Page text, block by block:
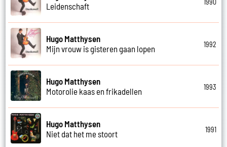
Leidenschaft
1990
Hugo Matthysen
Mijn vrouw is gisteren gaan lopen
1992
Hugo Matthysen
Motorolie kaas en frikadellen
1993
Hugo Matthysen
Niet dat het me stoort
1991